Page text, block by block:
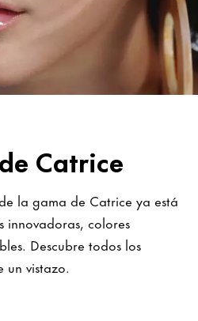
Catrice
la gama de Catrice ya está
innovadoras, colores
Descubre todos los
un vistazo.